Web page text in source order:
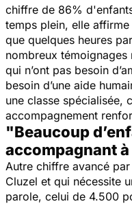
chiffre de 86%
temps plein, elle
que quelques heures
nombreux témoignages
qui n’ont pas besoin
besoin d’une aide
une classe spécialisée,
accompagnement
"Beaucoup
accompagnant
Autre chiffre avancé
Cluzel et qui nécessite
parole, celui de 4.500